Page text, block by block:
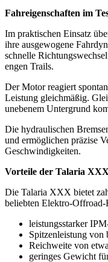
Fahreigenschaften im
Im praktischen Einsatz
ihre ausgewogene
schnelle
engen Trails.
Der Motor reagiert
Leistung gleichmäßig.
unebenem Untergrund
Die hydraulischen
und ermöglichen präzise
Geschwindigkeiten.
Vorteile der Talaria XXX
Die Talaria XXX bietet
beliebten Elektro-Offroad-
leistungsstarker
Spitzenleistung von
Reichweite von
geringes Gewicht